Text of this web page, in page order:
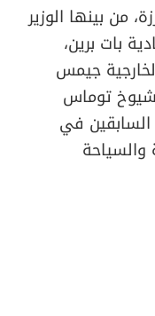
من بينها الوزير
بات برين،
جيمس
توماس
في
والسياحة